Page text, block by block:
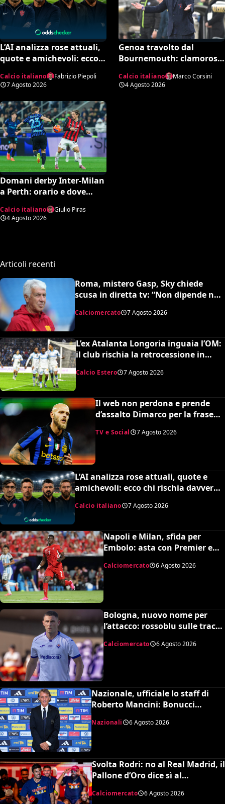
L’AI analizza rose attuali,
quote e amichevoli: ecco
retrocedere. C’è anche
un’insospettabile
Calcio italiano
Fabrizio Piepoli
7 Agosto 2026
Genoa travolto dal
Bournemouth: clamoroso
record negativo storico
Calcio italiano
Marco Corsini
4 Agosto 2026
Domani derby Inter-Milan
a Perth: orario e dove
Calcio italiano
Giulio Piras
4 Agosto 2026
Articoli recenti
Roma, mistero Gasp, Sky chiede
scusa in diretta tv: “Non dipende né
arrivo?
Calciomercato 7 Agosto 2026
L’ex Atalanta Longoria inguaia l’OM:
il club rischia la retrocessione in
Ligue 2 e svende tutti i suoi pezzi
pregiati
Calcio Estero 7 Agosto 2026
Il web non perdona e prende
d’assalto Dimarco per la frase
TV e Social 7 Agosto 2026
L’AI analizza rose attuali, quote e
amichevoli: ecco chi rischia davvero
un’insospettabile
Calcio italiano 7 Agosto 2026
Napoli e Milan, sfida per
Embolo: asta con Premier e
MLS, il prezzo
Calciomercato 6 Agosto 2026
Bologna, nuovo nome per
l’attacco: rossoblu sulle tracce
Calciomercato 6 Agosto 2026
Nazionale, ufficiale lo staff di
Roberto Mancini: Bonucci
Nazionali 6 Agosto 2026
Svolta Rodri: no al Real Madrid, il
Pallone d’Oro dice sì al
Barcellona per 50 milioni
Calciomercato 6 Agosto 2026